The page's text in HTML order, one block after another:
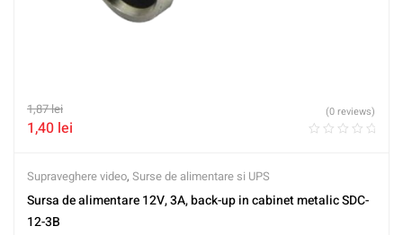
1,87lei
1,40 lei
(0 reviews)
Supraveghere video, Surse de alimentare si UPS
Sursa de alimentare 12V, 3A, back-up in cabinet metalic SDC-
12-3B